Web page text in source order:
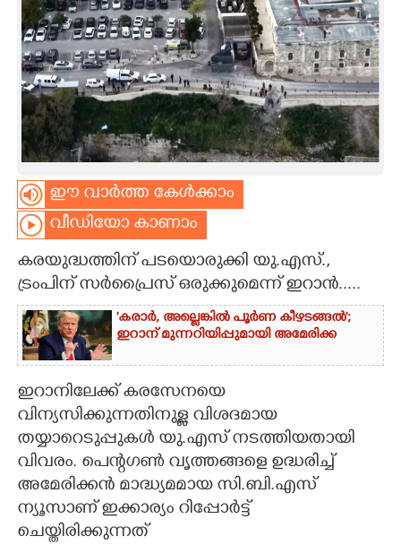
SPIRITUAL
INFO+
ART
ASTRO
CARTOONS
LITERATURE
ZOOM
CONTACT US
ഈ വാർത്ത കേൾക്കാം
വീഡിയോ കാണാം
കരയുദ്ധത്തിന് പടയൊരുക്കി യു.എസ്.,
ട്രംപിന് സർപ്രൈസ് ഒരുക്കുമെന്ന് ഇറാൻ.....
'കരാർ, അല്ലെങ്കിൽ പൂർണ കീഴടങ്ങൽ';
ഇറാന് മുന്നറിയിപ്പുമായി അമേരിക്ക
ഇറാനിലേക്ക് കരസേനയെ
വിന്യസിക്കുന്നതിനുള്ള വിശദമായ
തയ്യാറെടുപ്പുകൾ യു.എസ് നടത്തിയതായി
വിവരം. പെന്റഗൺ വൃത്തങ്ങളെ ഉദ്ധരിച്ച്
അമേരിക്കൻ മാദ്ധ്യമമായ സി.ബി.എസ്
ന്യൂസാണ് ഇക്കാര്യം റിപ്പോർട്ട്
ചെയ്തിരിക്കുന്നത്